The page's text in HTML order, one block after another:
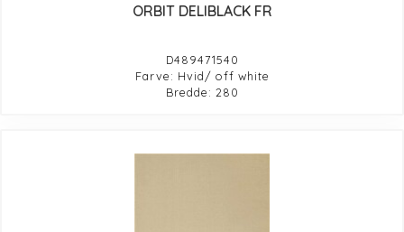
ORBIT DELIBLACK FR
D489471540
Farve: Hvid/ off white
Bredde: 280